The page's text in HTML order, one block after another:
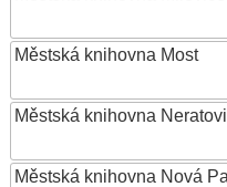
Městská knihovna Most
Městská knihovna
Městská knihovna Nová